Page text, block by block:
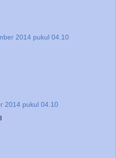
2014 pukul 04.10
2014 pukul 04.10